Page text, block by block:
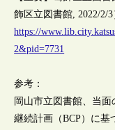
飾区立図書館, 2022/2/3
https://
2&pid=7731
参考：
岡山市立図書館、当
継続計画（BCP）に基